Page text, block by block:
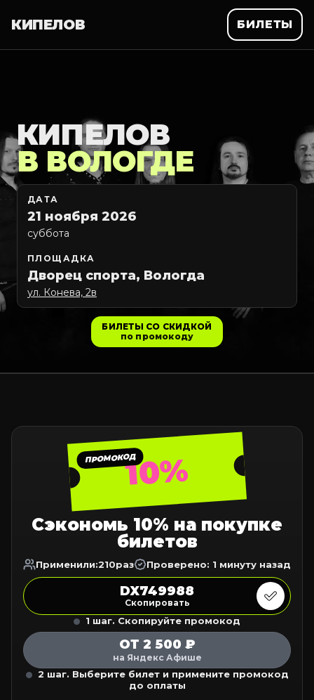
КИПЕЛОВ БИЛЕТЫ
КИПЕЛОВ
В ВОЛОГДЕ
ДАТА
21 ноября 2026
суббота
ПЛОЩАДКА
Дворец спорта, Вологда
ул. Конева, 2в
БИЛЕТЫ СО СКИДКОЙ
по промокоду
ПРОМОКОД10%
Сэкономь 10% на покупке
билетов
Применили:210раз Проверено: 1 минуту назад
DX749988
Скопировать
1 шаг. Скопируйте промокод
ОТ 2 500 ₽
на Яндекс Афише
2 шаг. Выберите билет и примените промокод
до оплаты